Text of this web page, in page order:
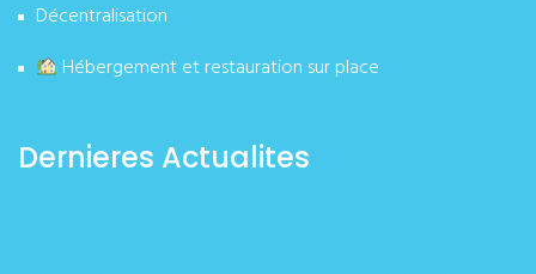
Décentralisation
Hébergement et restauration sur place
Dernieres Actualites